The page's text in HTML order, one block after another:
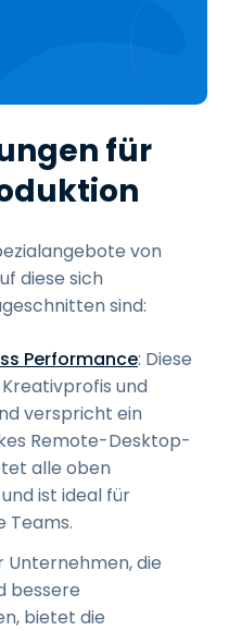
für
von
diese sich
sind:
Performance: Diese
und
verspricht ein
Remote-Desktop-
alle oben
ist ideal für
Teams.
Unternehmen, die
bessere
bietet die